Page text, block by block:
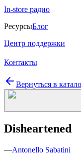
In-store радио
РесурсыБлог
Центр поддержки
Контакты
Вернуться в
Disheartened
—Antonello Sabatini